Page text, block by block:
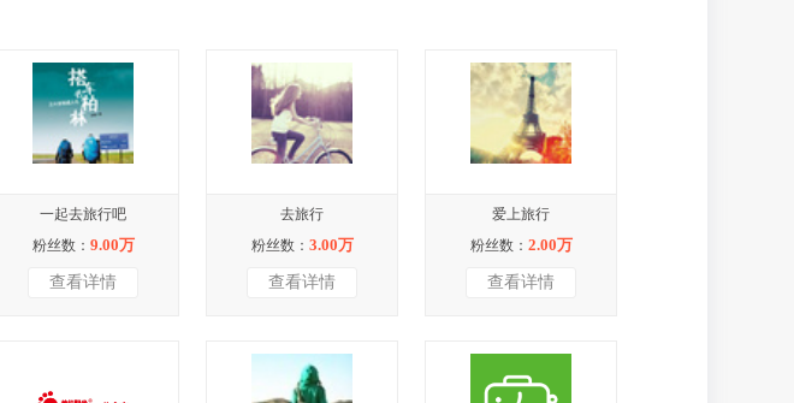
一起去旅行吧
粉丝数： 9.00万
查看详情
去旅行
粉丝数： 3.00万
查看详情
爱上旅行
粉丝数： 2.00万
查看详情